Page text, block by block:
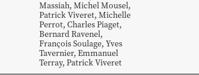
Massiah, MichelMousel,
Patrick Viveret, Michelle
Perrot, CharlesPiaget,
BernardRavenel,
FrançoisSoulage, Yves
Tavernier, Emmanuel
Terray, PatrickViveret